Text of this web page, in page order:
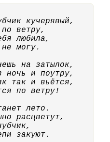
кучерявый,
ветру,
любила,
могу.
на затылок,
ночь и поутру,
так и вьётся,
по ветру!
лето.
расцветут,
закуют.